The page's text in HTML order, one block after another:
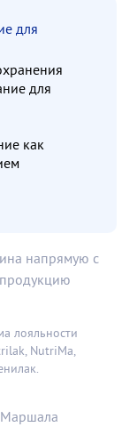
для
для
как
напрямую с
лояльности
NutriMa,
Маршала